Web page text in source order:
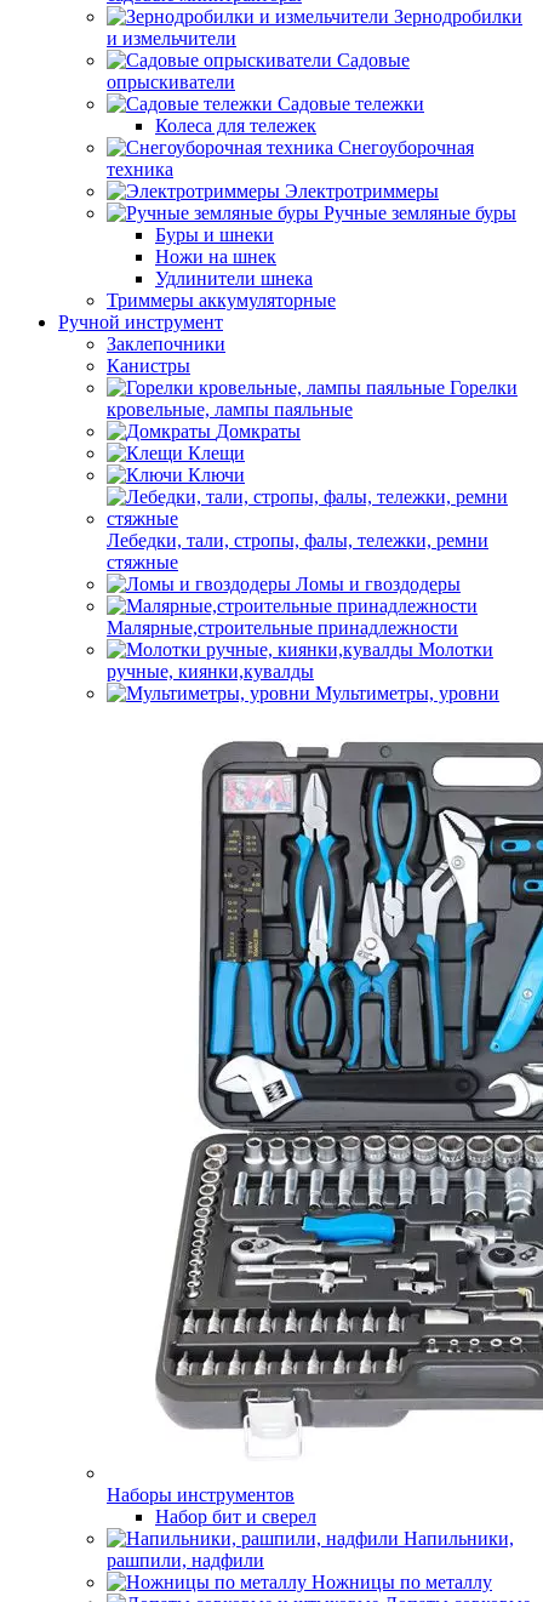
Зернодробилки
и измельчители
Садовые
опрыскиватели
Садовые тележки
Колеса для тележек
Снегоуборочная
техника
Электротриммеры
Ручные земляные буры
Буры и шнеки
Ножи на шнек
Удлинители шнека
Триммеры аккумуляторные
Ручной инструмент
Заклепочники
Канистры
Горелки
кровельные, лампы паяльные
Домкраты
Клещи
Ключи
Лебедки, тали, стропы, фалы, тележки, ремни
стяжные
Ломы и гвоздодеры
Малярные,строительные принадлежности
Молотки
ручные, киянки,кувалды
Мультиметры, уровни
Наборы инструментов
Набор бит и сверел
Напильники,
рашпили, надфили
Ножницы по металлу